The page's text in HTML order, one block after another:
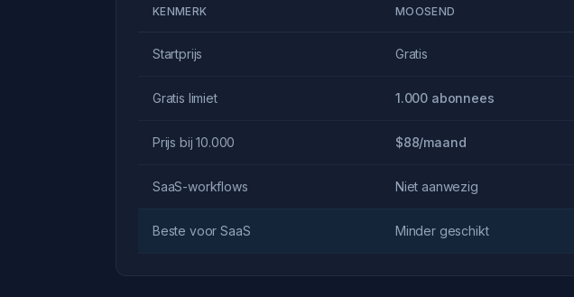
KENMERK MOOSEND
Startprijs Gratis
Gratis limiet 1.000 abonnees
Prijs bij 10.000 $88/maand
SaaS-workflows Niet aanwezig
Beste voor SaaS Minder geschikt